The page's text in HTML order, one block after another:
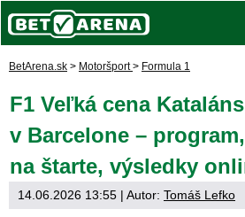
BetArena.sk > Motoršport> Formula 1
F1 Veľká cena
v Barcelone –
na štarte, výsledky
14.06.2026 13:55 | Autor: Tomáš Lefko